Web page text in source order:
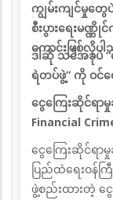
ကျွမ်းကျင်မှုတွေ
စီးပွားရေးမဏ္
ကောင်းဖြစ်လိုပါ
ဒါဆို သင်အခုပဲ “
ရဲတပ်ဖွဲ့” ကို ဝင်
ငွေကြေးဆိုင်ရာ
Financial
ငွေကြေးဆိုင်ရာ
ပြည်ထဲရေးဝန်ကြီ
ဖွဲ့စည်းထားတဲ့ ငွေ